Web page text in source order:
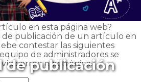
de publicación
en esta página web?
de publicación de un artículo en
contestar las siguientes
de administradores se
correo electrónico.